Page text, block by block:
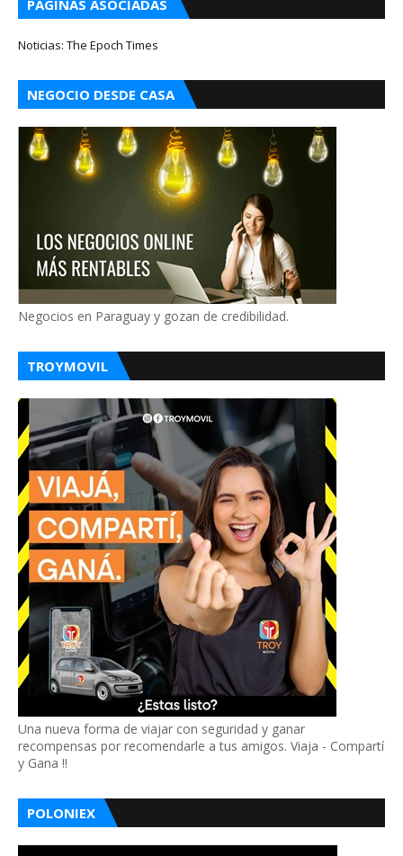
PÁGINAS ASOCIADAS
Noticias: The Epoch Times
NEGOCIO DESDE CASA
Negocios en Paraguay y gozan de credibilidad.
TROYMOVIL
Una nueva forma de viajar con seguridad y ganar
recompensas por recomendarle a tus amigos. Viaja - Compartí
y Gana !!
POLONIEX